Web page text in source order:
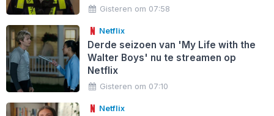
Gisteren om 07:58
Netflix
Derde seizoen van 'My Life with the
Walter Boys' nu te streamen op
Netflix
Gisteren om 07:10
Netflix